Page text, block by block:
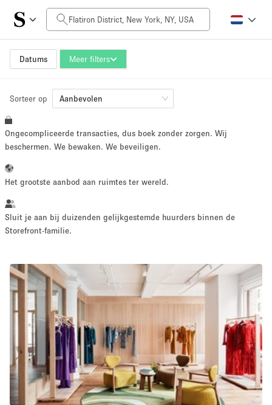
Datums Meer filters
Prijs per dag
$0
Grootte ruimte
100 sq ft 5000+ sq ft
~ 13 mensen
fotoshoot
maken
delen
Type ruimte
Sorteer op Aanbevolen
Ongecompliceerde transacties, dus boek zonder zorgen. Wij
beschermen. We bewaken. We beveiligen.
Het grootste aanbod aan ruimtes ter wereld.
Sluit je aan bij duizenden gelijkgestemde huurders binnen de
Storefront-familie.